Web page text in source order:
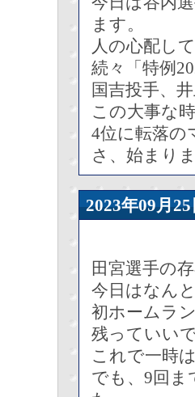
ます。
人の心配し
続々「特例
国吉投手、
この大事な
4位に転落の
さ、始まり
2023年09
田宮選手の
今日はなん
初ホームラ
残っていい
これで一時
でも、9回ま